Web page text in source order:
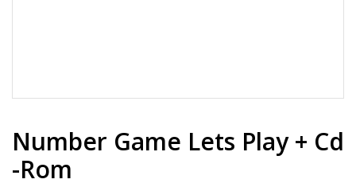
Number Game Lets Play + Cd
-Rom